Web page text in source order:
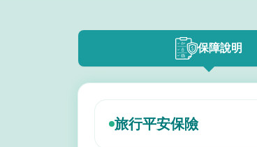
保障說明
旅行平安保險